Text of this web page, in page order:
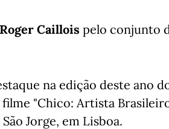
Caillois pelo conjunto
na edição deste ano
"Chico: Artista
Jorge, em Lisboa.